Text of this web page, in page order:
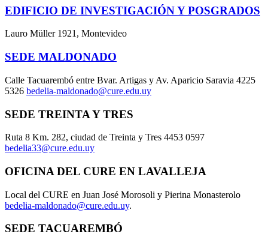
EDIFICIO DE INVESTIGACIÓN Y POSGRADOS
Lauro Müller 1921, Montevideo
SEDE MALDONADO
Calle Tacuarembó entre Bvar. Artigas y Av. Aparicio Saravia 4225
5326 bedelia-maldonado@cure.edu.uy
SEDE TREINTA Y TRES
Ruta 8 Km. 282, ciudad de Treinta y Tres 4453 0597
bedelia33@cure.edu.uy
OFICINA DEL CURE EN LAVALLEJA
Local del CURE en Juan José Morosoli y Pierina Monasterolo
bedelia-maldonado@cure.edu.uy.
SEDE TACUAREMBÓ